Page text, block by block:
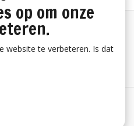
op om onze
website te verbeteren. Is dat